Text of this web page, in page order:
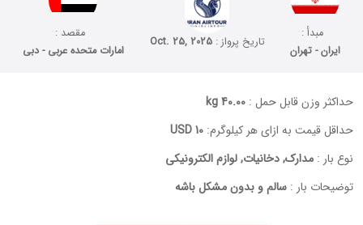
مبدأ :
ایران - تهران
تاریخ پرواز :Oct. 25, 2025
مقصد :
امارات متحده عربی - دبی
حداکثر وزن قابل حمل : 40.00 kg
حداقل قیمت به ازای هر کیلوگرم: 10 USD
نوع بار : مدارک, دخانیات, لوازم الکترونیکی
توضیحات بار : سالم و بدون مشکل باشه